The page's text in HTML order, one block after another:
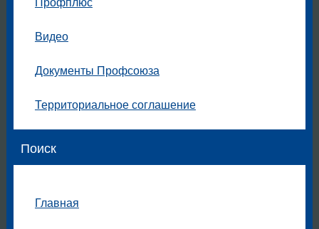
Видео
Документы Профсоюза
Территориальное соглашение
Поиск
Главная